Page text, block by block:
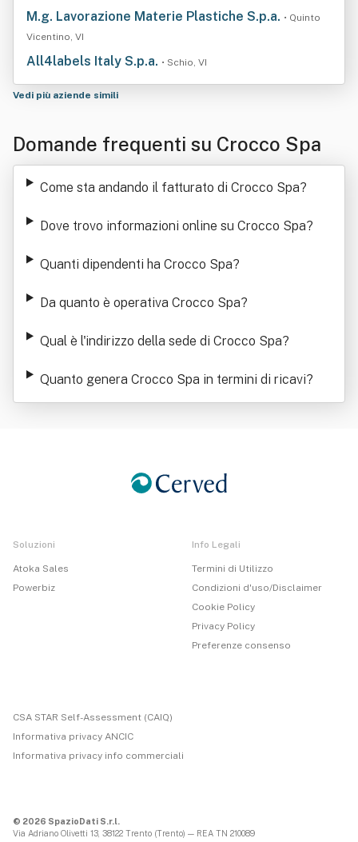
M.g. Lavorazione Materie Plastiche S.p.a. • Quinto
Vicentino, VI
All4labels Italy S.p.a. • Schio, VI
Vedi più aziende simili
Domande frequenti su Crocco Spa
Come sta andando il fatturato di Crocco Spa?
Dove trovo informazioni online su Crocco Spa?
Quanti dipendenti ha Crocco Spa?
Da quanto è operativa Crocco Spa?
Qual è l'indirizzo della sede di Crocco Spa?
Quanto genera Crocco Spa in termini di ricavi?
Soluzioni
Atoka Sales
Powerbiz
Info Legali
Termini di Utilizzo
Condizioni d'uso/Disclaimer
Cookie Policy
Privacy Policy
Preferenze consenso
CSA STAR Self-Assessment (CAIQ)
Informativa privacy ANCIC
Informativa privacy info commerciali
© 2026 SpazioDati S.r.l.
Via Adriano Olivetti 13, 38122 Trento (Trento) — REA TN 210089